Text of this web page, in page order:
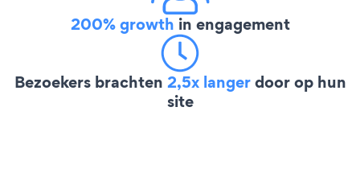
200% growth in engagement
Bezoekers brachten 2,5x langerdoor op hun
site